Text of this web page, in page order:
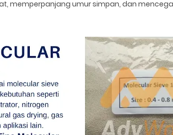
memperpanjang umur simpan, dan